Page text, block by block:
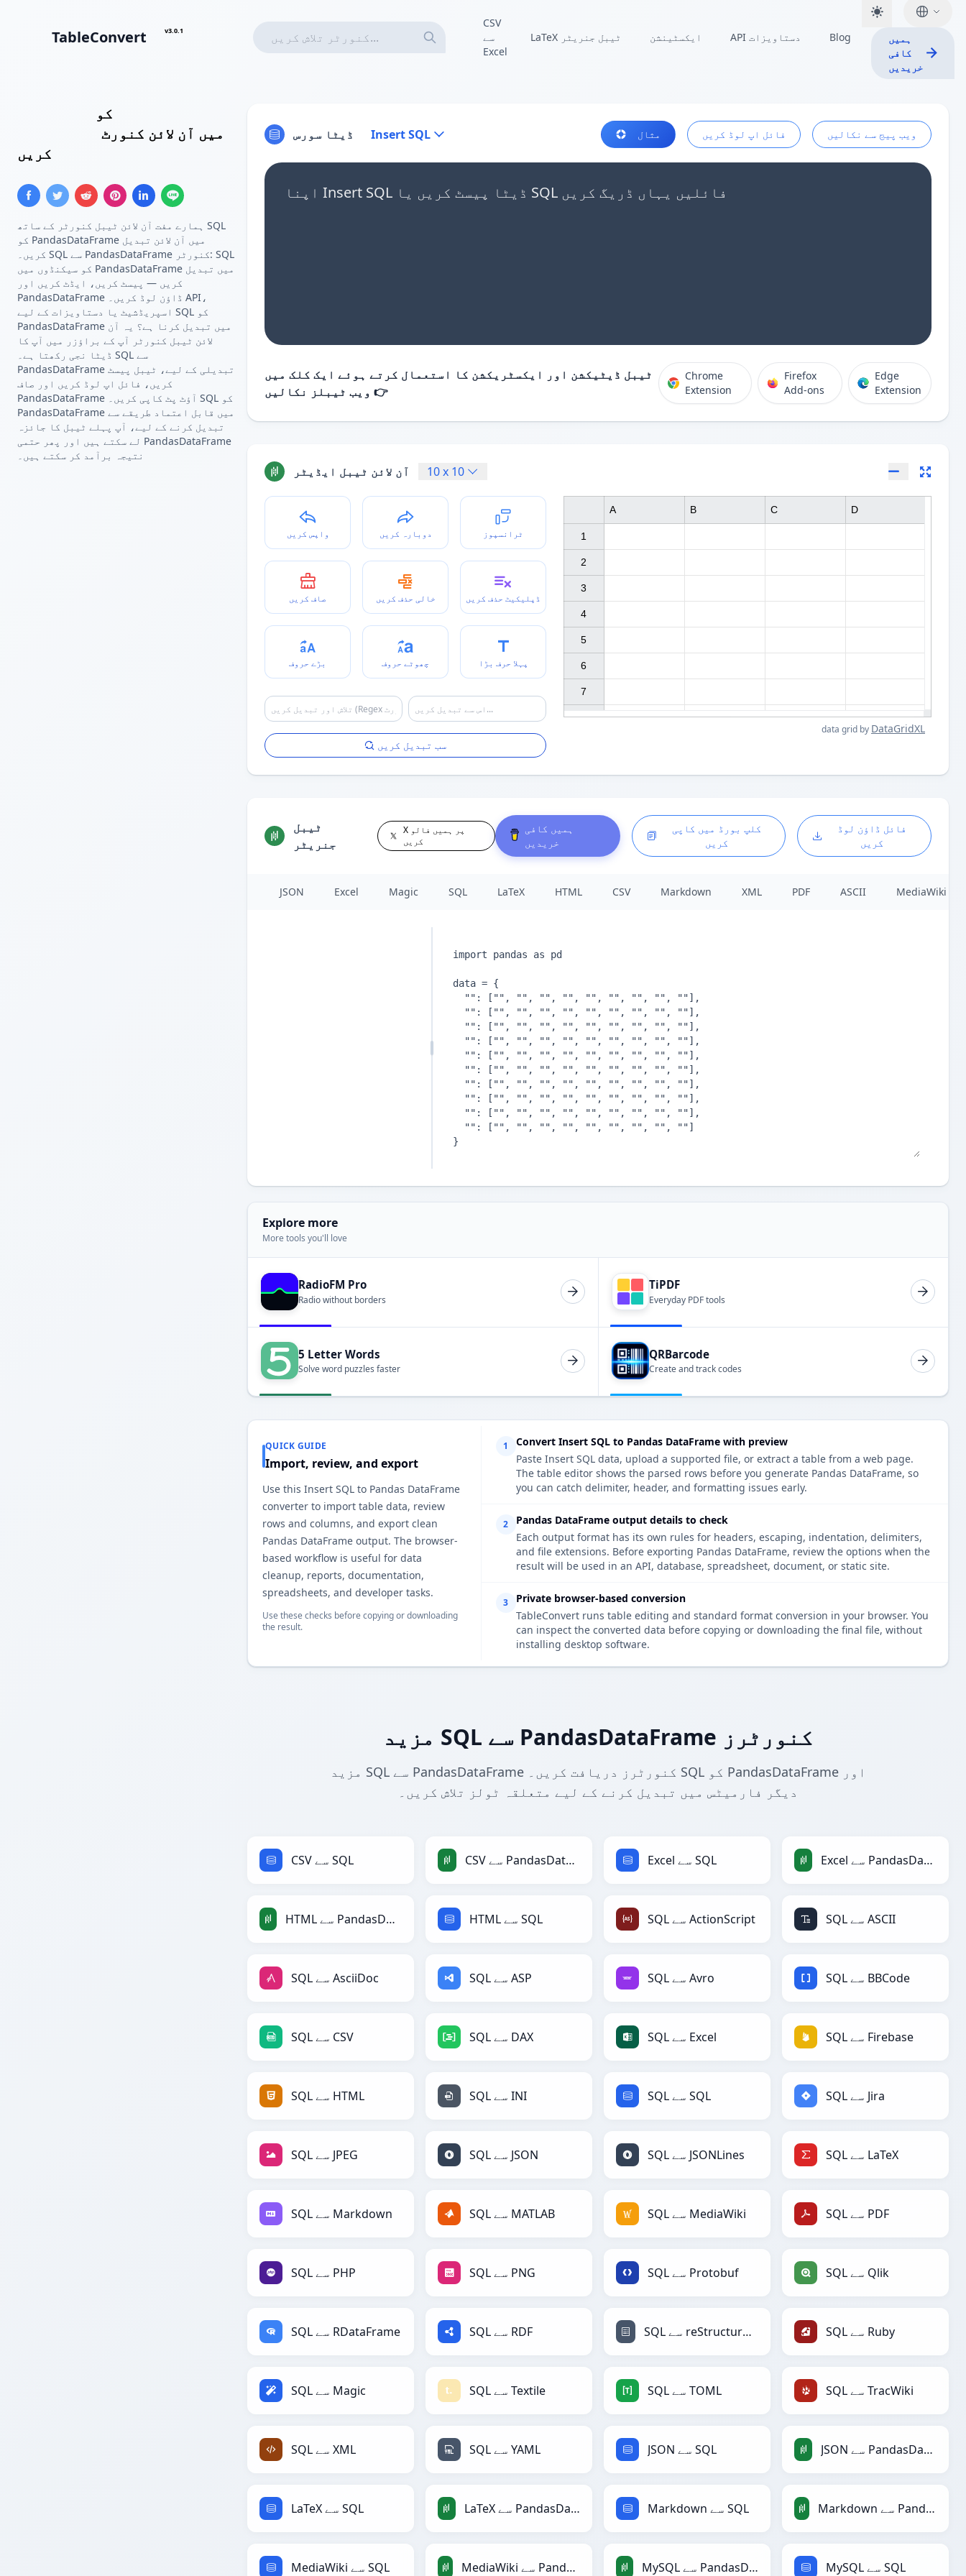
TableConvert v3.0.1
CSV
سے
Excel
LaTeX ٹیبل جنریٹر ایکسٹینشن API دستاویزات Blog
ہمیں
کافی
خریدیں
کریں
ہمارے مفت آن لائن ٹیبل کنورٹر کے ساتھ SQL
کو PandasDataFrame میں آن لائن تبدیل
کریں۔ SQL سے PandasDataFrame کنورٹر: SQL
کو سیکنڈوں میں PandasDataFrame میں تبدیل
کریں — پیسٹ کریں، ایڈٹ کریں اور
PandasDataFrame ڈاؤن لوڈ کریں۔ API،
اسپریڈشیٹ یا دستاویزات کے لیے SQL کو
PandasDataFrame میں تبدیل کرنا ہے؟ یہ آن
لائن ٹیبل کنورٹر آپ کے براؤزر میں آپ کا
ڈیٹا نجی رکھتا ہے۔ SQL سے
PandasDataFrame تبدیلی کے لیے، ٹیبل پیسٹ
کریں، فائل اپ لوڈ کریں اور صاف
PandasDataFrame آؤٹ پٹ کاپی کریں۔ SQL کو
PandasDataFrame میں قابل اعتماد طریقے سے
تبدیل کرنے کے لیے، آپ پہلے ٹیبل کا جائزہ
لے سکتے ہیں اور پھر حتمی PandasDataFrame
نتیجہ برآمد کر سکتے ہیں۔
ڈیٹا سورس Insert SQL مثال فائل اپ لوڈ کریں ویب پیج سے نکالیں
اپنا Insert SQL ڈیٹا پیسٹ کریں یا SQL فائلیں یہاں ڈریگ کریں
ٹیبل ڈیٹیکشن اور ایکسٹریکشن کا استعمال کرتے ہوئے ایک کلک میں
ویب ٹیبلز نکالیں 👉
Chrome
Extension
Firefox
Add-ons
Edge
Extension
آن لائن ٹیبل ایڈیٹر 10x 10
واپس کریں دوبارہ کریں ٹرانسپوز
صاف کریں خالی حذف کریں ڈپلیکیٹ حذف کریں
بڑے حروف چھوٹے حروف پہلا حرف بڑا
سب تبدیل کریں
data grid by DataGridXL
1
2
3
4
5
6
7
A B C D
ٹیبل
جنریٹر
X پر ہمیں فالو
کریں
ہمیں کافی
خریدیں
کلپ بورڈ میں کاپی
کریں
فائل ڈاؤن لوڈ
کریں
JSON Excel Magic SQL LaTeX HTML CSV Markdown XML PDF ASCII MediaWiki
Explore more
More tools you'll love
RadioFM Pro
Radio without borders
TiPDF
Everyday PDF tools
5 Letter Words
Solve word puzzles faster
QRBarcode
Create and track codes
QUICK GUIDE
Import, review, and export
Use this Insert SQL to Pandas DataFrame
converter to import table data, review
rows and columns, and export clean
Pandas DataFrame output. The browser-
based workflow is useful for data
cleanup, reports, documentation,
spreadsheets, and developer tasks.
Use these checks before copying or downloading
the result.
1
Convert Insert SQL to Pandas DataFrame with preview
Paste Insert SQL data, upload a supported file, or extract a table from a web page.
The table editor shows the parsed rows before you generate Pandas DataFrame, so
you can catch delimiter, header, and formatting issues early.
2
Pandas DataFrame output details to check
Each output format has its own rules for headers, escaping, indentation, delimiters,
and file extensions. Before exporting Pandas DataFrame, review the options when the
result will be used in an API, database, spreadsheet, document, or static site.
3
Private browser-based conversion
TableConvert runs table editing and standard format conversion in your browser. You
can inspect the converted data before copying or downloading the final file, without
installing desktop software.
مزید SQL سے PandasDataFrame کنورٹرز
مزید SQL سے PandasDataFrame کنورٹرز دریافت کریں۔ SQL کو PandasDataFrame اور
دیگر فارمیٹس میں تبدیل کرنے کے لیے متعلقہ ٹولز تلاش کریں۔
CSV سے SQL CSV سے PandasDataFrame Excel سے SQL Excel سے PandasDataFrame
HTML سے PandasDataFrame HTML سے SQL SQL سے ActionScript SQL سے ASCII
SQL سے AsciiDoc SQL سے ASP SQL سے Avro SQL سے BBCode
SQL سے CSV SQL سے DAX SQL سے Excel SQL سے Firebase
SQL سے HTML SQL سے INI SQL سے SQL SQL سے Jira
SQL سے JPEG SQL سے JSON SQL سے JSONLines SQL سے LaTeX
SQL سے Markdown SQL سے MATLAB SQL سے MediaWiki SQL سے PDF
SQL سے PHP SQL سے PNG SQL سے Protobuf SQL سے Qlik
SQL سے RDataFrame SQL سے RDF SQL سے reStructuredText SQL سے Ruby
SQL سے Magic SQL سے Textile SQL سے TOML SQL سے TracWiki
SQL سے XML SQL سے YAML JSON سے SQL JSON سے PandasDataFrame
LaTeX سے SQL LaTeX سے PandasDataFrame Markdown سے SQL Markdown سے PandasDataFrame
MediaWiki سے SQL MediaWiki سے PandasDataFrame MySQL سے PandasDataFrame MySQL سے SQL